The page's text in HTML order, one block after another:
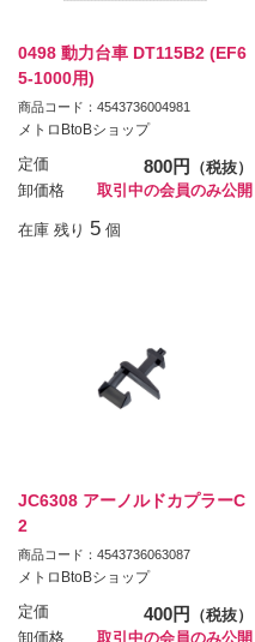
0498 動力台車 DT115B2 (EF6
5-1000用)
商品コード：4543736004981
メトロBtoBショップ
定価 800円
（税抜）
卸価格
取引中の会員のみ公開
在庫 残り 5 個
JC6308 アーノルドカプラーC
2
商品コード：4543736063087
メトロBtoBショップ
定価 400円
（税抜）
卸価格
取引中の会員のみ公開